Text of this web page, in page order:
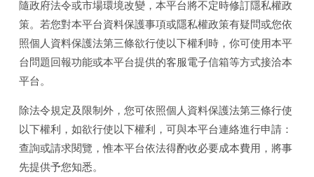
隨政府法令或市場環境改變，本平台將不定時修訂隱私權政
策。若您對本平台資料保護事項或隱私權政策有疑問或您依
照個人資料保護法第三條欲行使以下權利時，你可使用本平
台問題回報功能或本平台提供的客服電子信箱等方式接洽本
平台。
除法令規定及限制外，您可依照個人資料保護法第三條行使
以下權利，如欲行使以下權利，可與本平台連絡進行申請：
查詢或請求閱覽，惟本平台依法得酌收必要成本費用，將事
先提供予您知悉。